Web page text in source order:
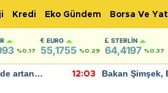
Kredi Eko Gündem Borsa Ve
%0.17
EURO
55,1755 %0.29
STERLIN
64,4197 %0.37
artan
12:03
Bakan Şimşek,